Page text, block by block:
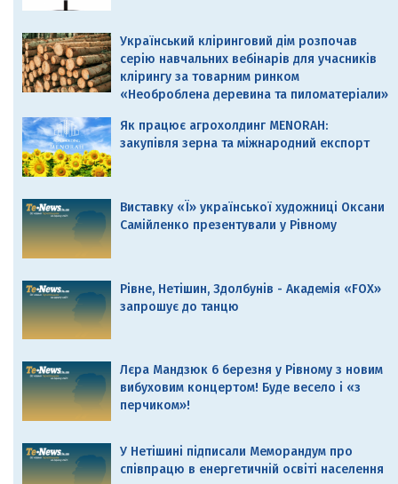
Український кліринговий дім розпочав
серію навчальних вебінарів для учасників
клірингу за товарним ринком
«Необроблена деревина та пиломатеріали»
Як працює агрохолдинг MENORAH:
закупівля зерна та міжнародний експорт
Виставку «Ї» української художниці Оксани
Самійленко презентували у Рівному
Рівне, Нетішин, Здолбунів - Академія «FOX»
запрошує до танцю
Лєра Мандзюк 6 березня у Рівному з новим
вибуховим концертом! Буде весело і «з
перчиком»!
У Нетішині підписали Меморандум про
співпрацю в енергетичній освіті населення